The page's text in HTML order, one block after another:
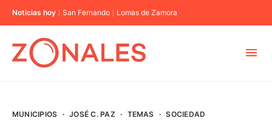
Noticias hoy San Fernando Lomas de Zamora
MUNICIPIOS · JOSÉ C. PAZ · TEMAS · SOCIEDAD